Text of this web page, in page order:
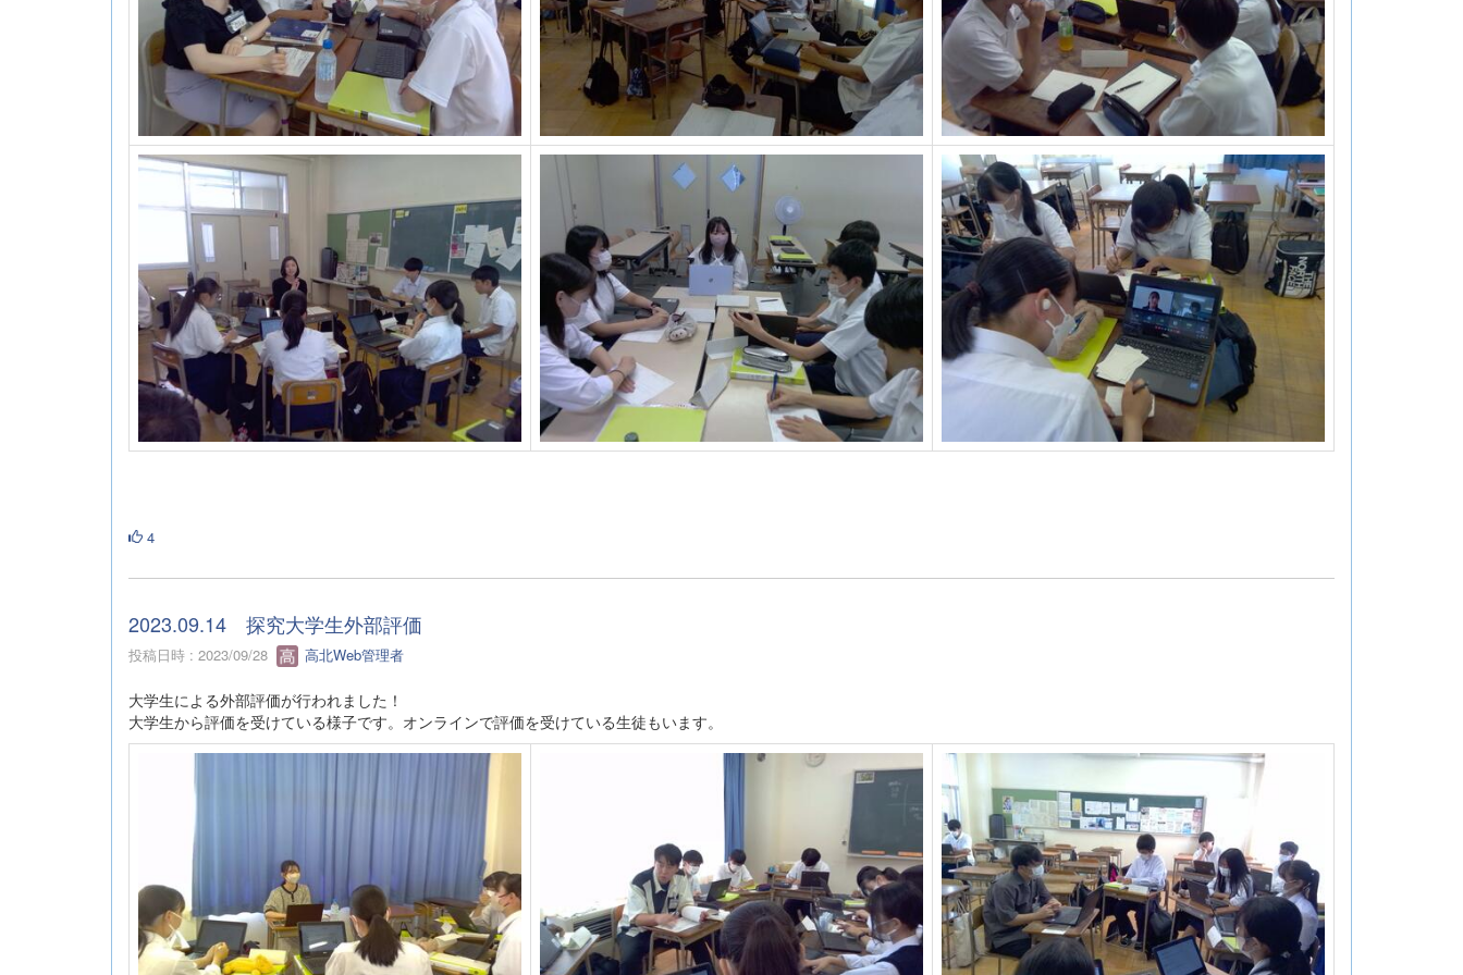
4
2023.09.14 探究大学生外部評価
投稿日時 : 2023/09/28 高北Web管理者
大学生による外部評価が行われました！
大学生から評価を受けている様子です。オンラインで評価を受けている生徒もいます。